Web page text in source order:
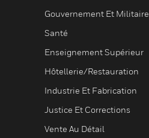
Gouvernement Et Militaire
Santé
Enseignement Supérieur
Hôtellerie/Restauration
Industrie Et Fabrication
Justice Et Corrections
Vente Au Détail